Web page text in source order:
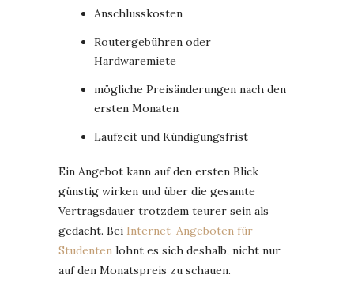
Anschlusskosten
Routergebühren oder
Hardwaremiete
mögliche Preisänderungen nach den
ersten Monaten
Laufzeit und Kündigungsfrist
Ein Angebot kann auf den ersten Blick
günstig wirken und über die gesamte
Vertragsdauer trotzdem teurer sein als
gedacht. Bei Internet-Angeboten für
Studenten lohnt es sich deshalb, nicht nur
auf den Monatspreis zu schauen.